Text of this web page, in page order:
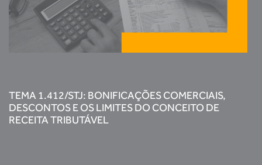
TEMA 1.412/STJ: BONIFICAÇÕES COMERCIAIS,
DESCONTOS E OS LIMITES DO CONCEITO DE
RECEITA TRIBUTÁVEL